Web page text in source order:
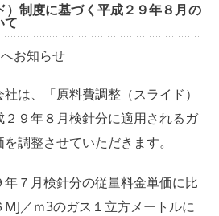
）制度に基づく平成２９年８月の
て
お知らせ
は、「原料費調整（スライド）
９年８月検針分に適用されるガ
調整させていただきます。
７月検針分の従量料金単価に比
／ｍ3のガス１立方メートルに